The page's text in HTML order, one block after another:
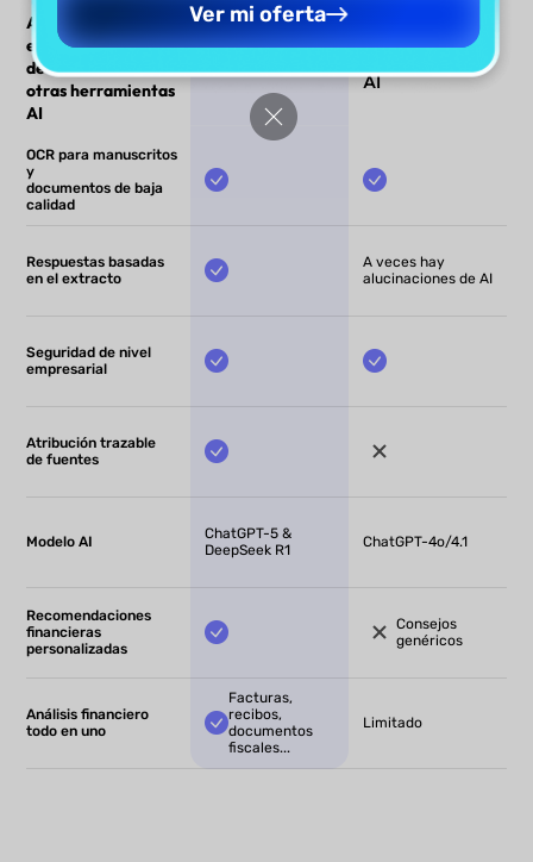
Analizador de
extractos bancarios
de UPDF AI frente a
otras herramientas
AI
UPDF AI
AI
OCR para manuscritos
y
documentos de baja
calidad
Respuestas basadas
en el extracto
A veces hay
alucinaciones de AI
Seguridad de nivel
empresarial
Atribución trazable
de fuentes
Modelo AI
ChatGPT-5 &
DeepSeek R1
ChatGPT-4o/4.1
Recomendaciones
financieras
personalizadas
Consejos
genéricos
Análisis financiero
todo en uno
Facturas,
recibos,
documentos
fiscales...
Limitado
Ver mi oferta